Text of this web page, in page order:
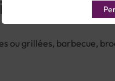
ou grillées, barbecue,